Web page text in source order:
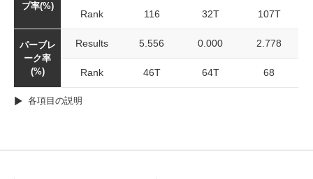
プ率(%)
Rank 116 32T 107T
パーブレ
ーク率
(%)
Results 5.556 0.000 2.778
Rank 46T 64T 68
各項目の説明